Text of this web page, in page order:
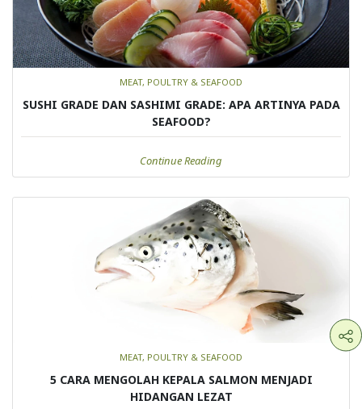
MEAT, POULTRY & SEAFOOD
SUSHI GRADE DAN SASHIMI GRADE: APA ARTINYA PADA
SEAFOOD?
Continue Reading
MEAT, POULTRY & SEAFOOD
5 CARA MENGOLAH KEPALA SALMON MENJADI
HIDANGAN LEZAT